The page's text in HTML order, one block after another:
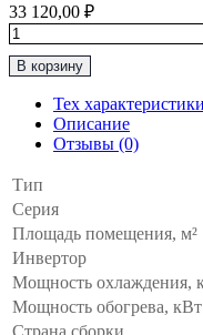
33 120,00 ₽
Количество
товара
Классическая
Система
35м2
Climate
“Серия
PULSAR
GO
COOL
R32"
GC-
R12HR32
В корзину
Тех характеристики
Описание
Отзывы (0)
Тип
Серия
Площадь помещения, м²
Инвертор
Мощность охлаждения,
Мощность обогрева, кВт
Страна сборки